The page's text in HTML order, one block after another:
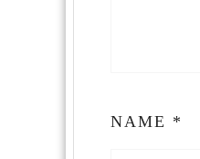
NAME *